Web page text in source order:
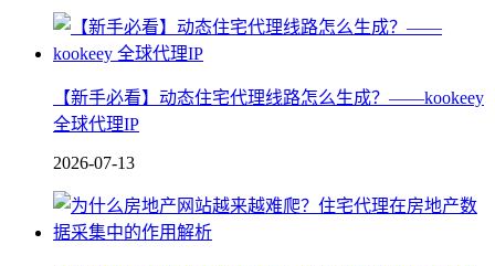
【新手必看】动态住宅代理线路怎么生成？——kookeey
全球代理IP
2026-07-13